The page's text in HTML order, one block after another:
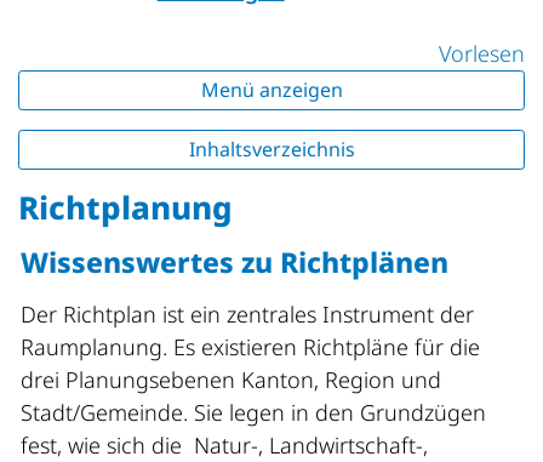
Vorlesen
Menü anzeigen
Inhaltsverzeichnis
Richtplanung
Wissenswertes zu Richtplänen
Der Richtplan ist ein zentrales Instrument der
Raumplanung. Es existieren Richtpläne für die
drei Planungsebenen Kanton, Region und
Stadt/Gemeinde. Sie legen in den Grundzügen
fest, wie sich die Natur-, Landwirtschaft-,